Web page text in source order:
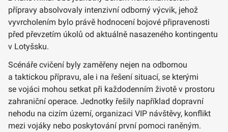
přípravy absolvovaly intenzivní odborný výcvik, jehož
vyvrcholením bylo právě hodnocení bojové připravenosti
před převzetím úkolů od aktuálně nasazeného kontingentu
v Lotyšsku.
Scénáře cvičení byly zaměřeny nejen na odbornou
a taktickou přípravu, ale i na řešení situací, se kterými
se vojáci mohou setkat při každodenním životě v prostoru
zahraniční operace. Jednotky řešily například dopravní
nehodu na cizím území, organizaci VIP návštěvy, konflikt
mezi vojáky nebo poskytování první pomoci raněným.